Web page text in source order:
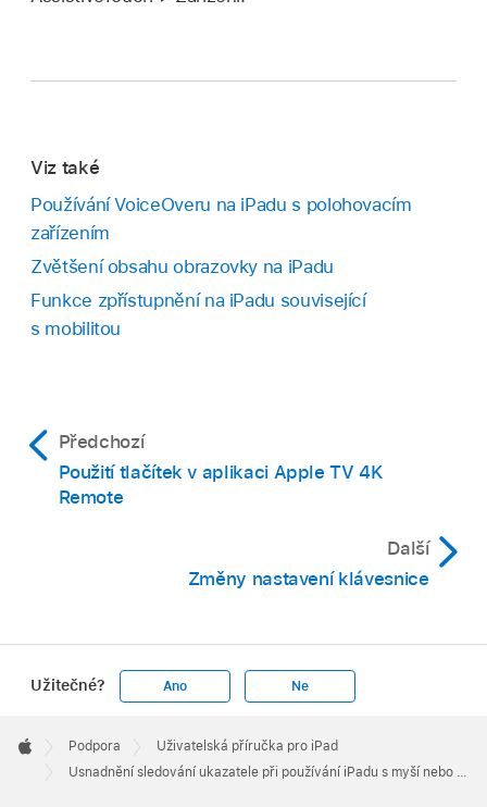
Viz také
Používání VoiceOveru na iPadu s polohovacím
zařízením
Zvětšení obsahu obrazovky na iPadu
Funkce zpřístupnění na iPadu související
s mobilitou
Předchozí
Použití tlačítek v aplikaci Apple TV 4K
Remote
Další
Změny nastavení klávesnice
Užitečné? Ano Ne
Footer

Apple
Podpora
Uživatelská příručka pro iPad
Usnadnění sledování ukazatele při používání iPadu s myší nebo trackpadem